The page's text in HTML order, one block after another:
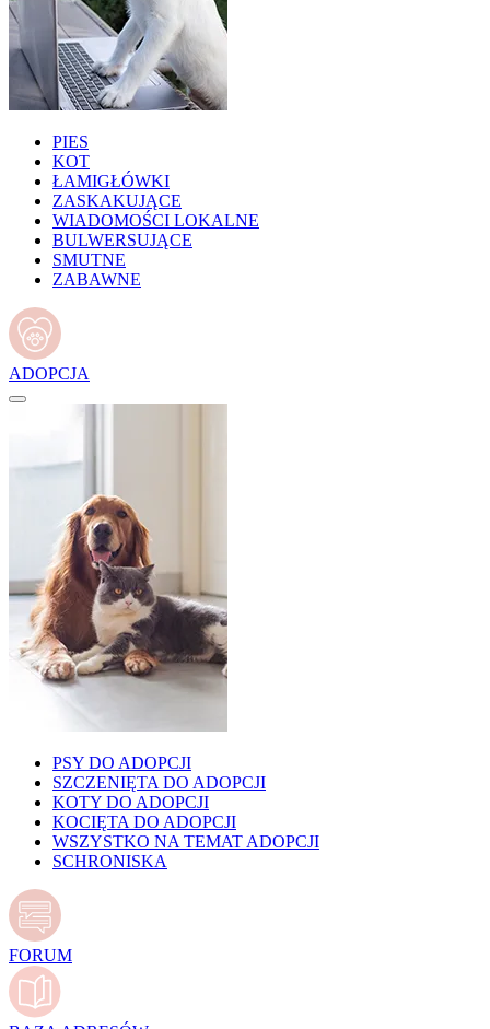
PIES
KOT
ŁAMIGŁÓWKI
ZASKAKUJĄCE
WIADOMOŚCI LOKALNE
BULWERSUJĄCE
SMUTNE
ZABAWNE
ADOPCJA
PSY DO ADOPCJI
SZCZENIĘTA DO ADOPCJI
KOTY DO ADOPCJI
KOCIĘTA DO ADOPCJI
WSZYSTKO NA TEMAT ADOPCJI
SCHRONISKA
FORUM